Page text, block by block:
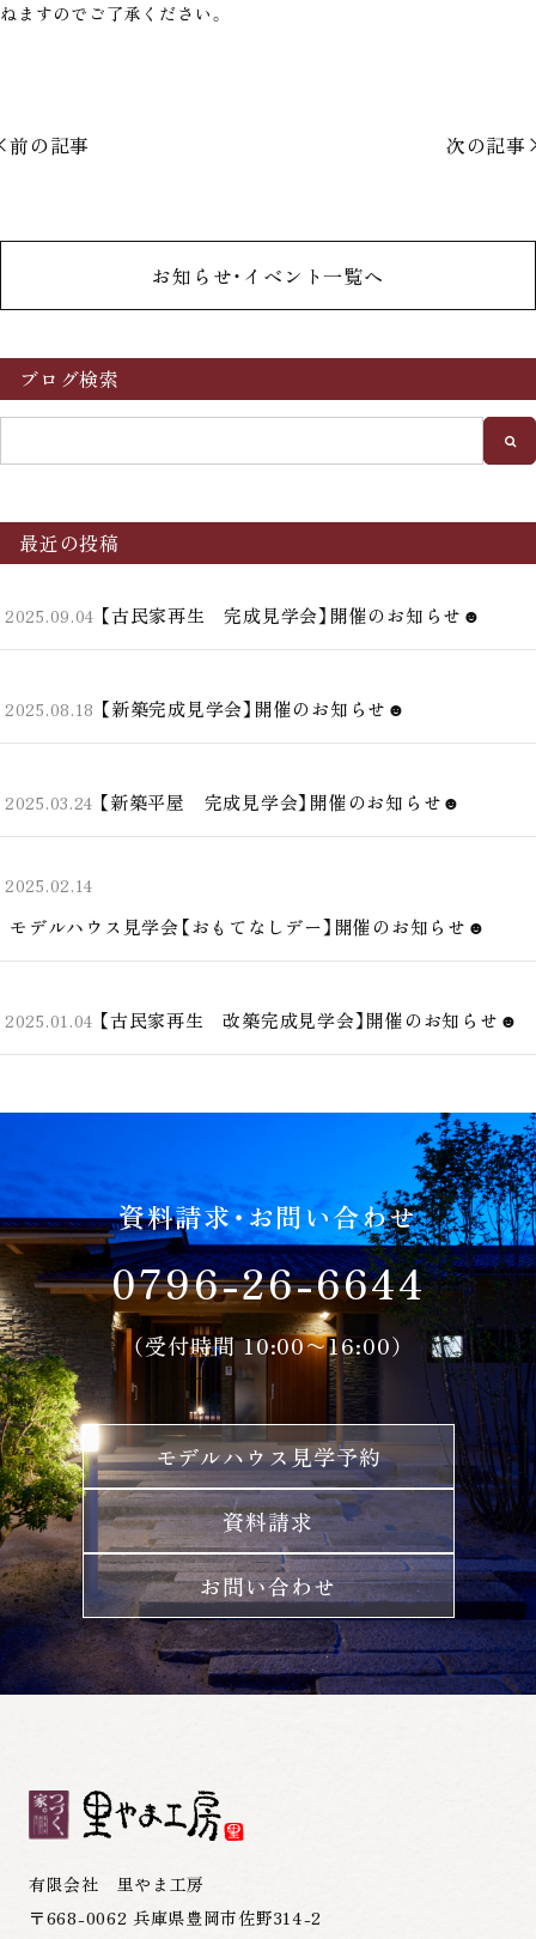
ねますのでご了承ください。
前の記事 次の記事
お知らせ・イベント一覧へ
ブログ検索
最近の投稿
2025.09.04 【古民家再生 完成見学会】開催のお知らせ☻
2025.08.18 【新築完成見学会】開催のお知らせ☻
2025.03.24 【新築平屋 完成見学会】開催のお知らせ☻
2025.02.14
モデルハウス見学会【おもてなしデー】開催のお知らせ☻
2025.01.04 【古民家再生 改築完成見学会】開催のお知らせ☻
資料請求・お問い合わせ
0796-26-6644
（受付時間 10:00〜16:00）
モデルハウス見学予約
資料請求
お問い合わせ
有限会社 里やま工房
〒668-0062 兵庫県豊岡市佐野314-2